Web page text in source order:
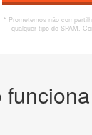
* Prometemos não
qualquer tipo de SPAM.